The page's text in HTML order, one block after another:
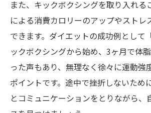
また、キックボクシングを取り入れる
による消費カロリーのアップやストレ
できます。ダイエットの成功例として
ックボクシングから始め、3ヶ月で体
った声もあり、無理なく徐々に運動強
ポイントです。途中で挫折しないため
とコミュニケーションをとりながら、